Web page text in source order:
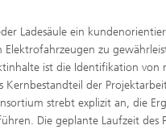
Ladesäule ein
Elektrofahrzeugen zu
ist die Identifikation von
Kernbestandteil der
strebt explizit an, die
Die geplante Laufzeit des